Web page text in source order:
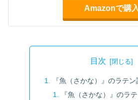
Amazonで購入
目次
『魚（さかな）』のラテ
『魚（さかな）』のラ